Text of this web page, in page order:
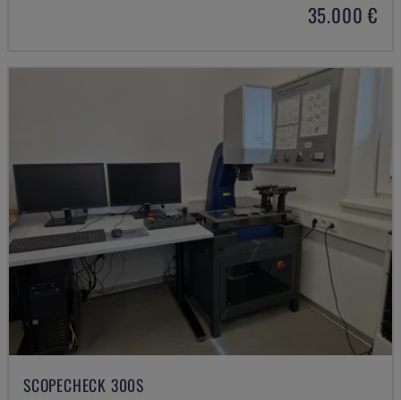
35.000 €
SCOPECHECK 300S